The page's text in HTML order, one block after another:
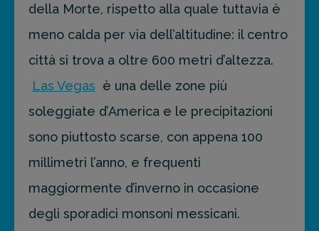
della Morte, rispetto alla quale tuttavia è
meno calda per via dell’altitudine: il centro
città si trova a oltre 600 metri d’altezza.
Las Vegas è una delle zone più
soleggiate d’America e le precipitazioni
sono piuttosto scarse, con appena 100
millimetri l’anno, e frequenti
maggiormente d’inverno in occasione
degli sporadici monsoni messicani.